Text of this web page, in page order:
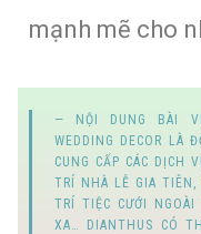
mạnh mẽ cho
NỘI DUNG BÀI
WEDDING DECOR LÀ
CUNG CẤP CÁC DỊCH
TRÍ NHÀ LỄ GIA TIÊN
TRÍ TIỆC CƯỚI NGOÀI
XA … DIANTHUS CÓ